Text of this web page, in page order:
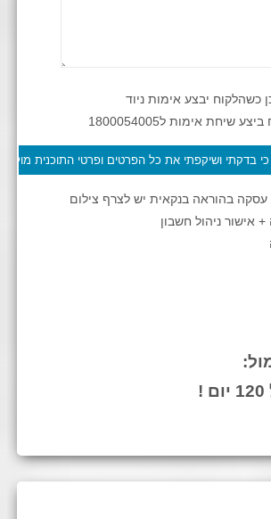
כשהלקוח יבצע אימות ניוד
שיחת אימות ל1800054005
בהוראה בנקאית יש לצרף צילום
אישור ניהול חשבון